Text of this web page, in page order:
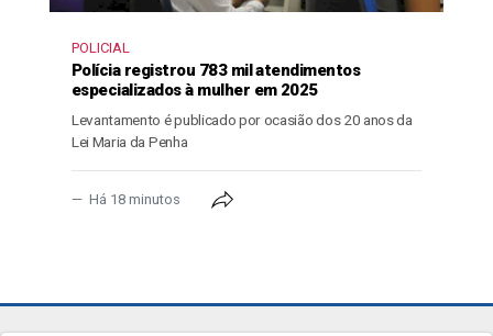
POLICIAL
Polícia registrou 783 mil atendimentos
especializados à mulher em 2025
Levantamento é publicado por ocasião dos 20 anos da
Lei Maria da Penha
Há 18 minutos